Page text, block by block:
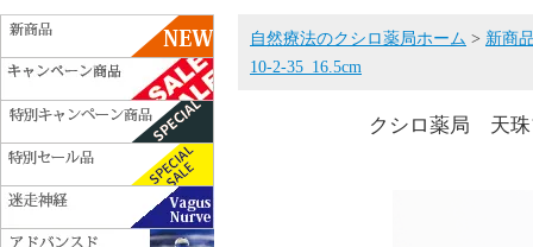
自然療法のクシロ薬局ホーム > 新商
10-2-35_16.5cm
クシロ薬局 天珠